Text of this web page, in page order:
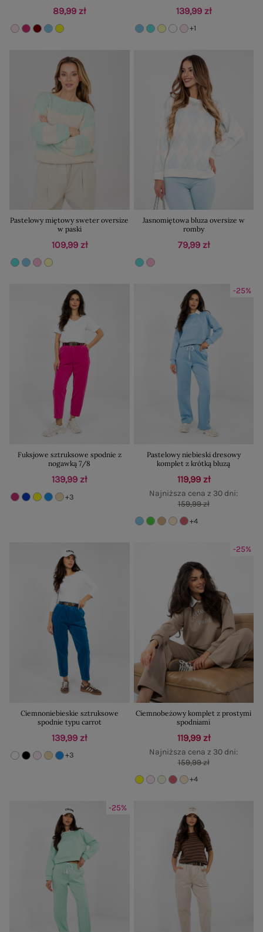
89,99 zł 139,99 zł
+1
Pastelowy miętowy sweter oversize
w paski
109,99 zł
Jasnomiętowa bluza oversize w
romby
79,99 zł
Fuksjowe sztruksowe spodnie z
nogawką 7/8
139,99 zł
+3
-25%
Pastelowy niebieski dresowy
komplet z krótką bluzą
119,99 zł
Najniższa cena z 30 dni:
159,99 zł
+4
Ciemnoniebieskie sztruksowe
spodnie typu carrot
139,99 zł
+3
-25%
Ciemnobeżowy komplet z prostymi
spodniami
119,99 zł
Najniższa cena z 30 dni:
159,99 zł
+4
-25%